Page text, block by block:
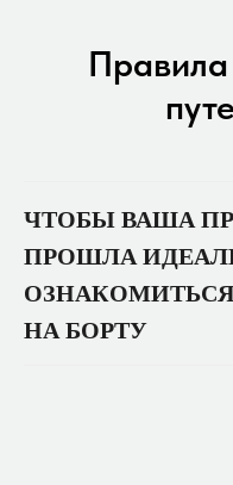
ЧТОБЫ ВАША
ПРОШЛА
НА БОРТУ